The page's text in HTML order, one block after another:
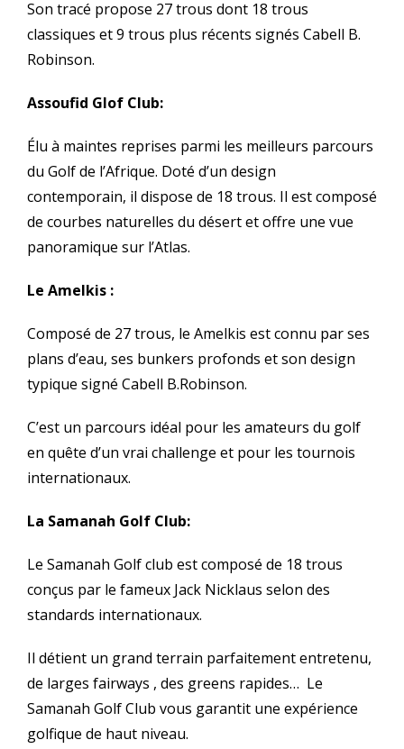
Son tracé propose 27 trous dont 18 trous
classiques et 9 trous plus récents signés Cabell B.
Robinson.
Assoufid Glof Club:
Élu à maintes reprises parmi les meilleurs parcours
du Golf de l’Afrique. Doté d’un design
contemporain, il dispose de 18 trous. Il est composé
de courbes naturelles du désert et offre une vue
panoramique sur l’Atlas.
Le Amelkis :
Composé de 27 trous, le Amelkis est connu par ses
plans d’eau, ses bunkers profonds et son design
typique signé Cabell B.Robinson.
C’est un parcours idéal pour les amateurs du golf
en quête d’un vrai challenge et pour les tournois
internationaux.
La Samanah Golf Club:
Le Samanah Golf club est composé de 18 trous
conçus par le fameux Jack Nicklaus selon des
standards internationaux.
Il détient un grand terrain parfaitement entretenu,
de larges fairways , des greens rapides… Le
Samanah Golf Club vous garantit une expérience
golfique de haut niveau.